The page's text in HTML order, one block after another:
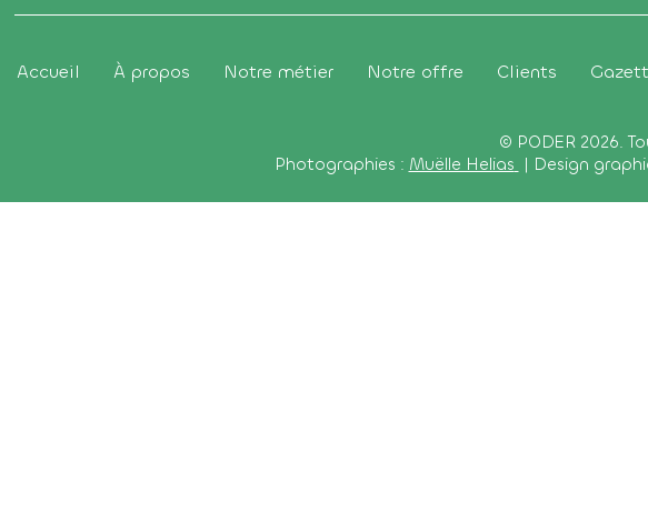
Accueil À propos Notre métier Notre offre Clients
© PODER 2026.
Photographies : Muëlle Helias | Design